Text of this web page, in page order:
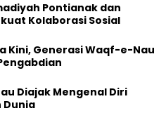
Pontianak dan
Kolaborasi Sosial
Kini, Generasi Waqf-e-Nau
Diajak Mengenal Diri
Dunia